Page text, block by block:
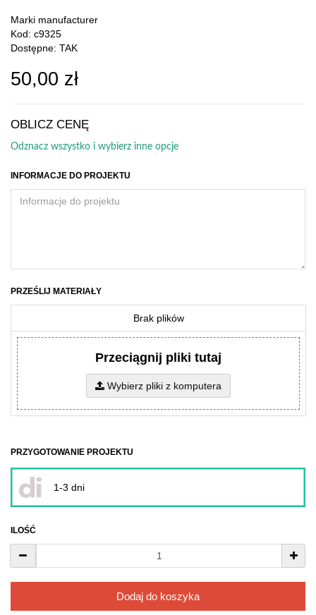
Marki manufacturer
Kod: c9325
Dostępne: TAK
50,00 zł
OBLICZ CENĘ
Odznacz wszystko i wybierz inne opcje
INFORMACJE DO PROJEKTU
PRZEŚLIJ MATERIAŁY
Brak plików
Przeciągnij pliki tutaj
Wybierz pliki z komputera
PRZYGOTOWANIE PROJEKTU
1-3 dni
ILOŚĆ
Dodaj do koszyka